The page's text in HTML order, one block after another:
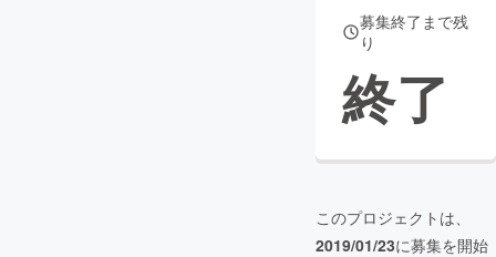
CAMPFIRE Creation
コミュニティ
募集終了まで残
り
終了
このプロジェクトは、
2019/01/23に募集を開始